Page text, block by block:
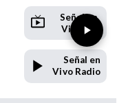
Señal en
Vivo TV
Señal en
Vivo Radio